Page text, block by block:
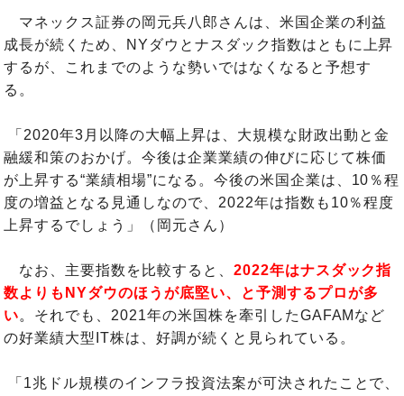
マネックス証券の岡元兵八郎さんは、米国企業の利益
成長が続くため、NYダウとナスダック指数はともに上昇
するが、これまでのような勢いではなくなると予想す
る。
「2020年3月以降の大幅上昇は、大規模な財政出動と金
融緩和策のおかげ。今後は企業業績の伸びに応じて株価
が上昇する“業績相場”になる。今後の米国企業は、10％程
度の増益となる見通しなので、2022年は指数も10％程度
上昇するでしょう」（岡元さん）
なお、主要指数を比較すると、 2022年はナスダック指
数よりもNYダウのほうが底堅い、と予測するプロが多
い。 それでも、2021年の米国株を牽引したGAFAMなど
の好業績大型IT株は、好調が続くと見られている。
「1兆ドル規模のインフラ投資法案が可決されたことで、